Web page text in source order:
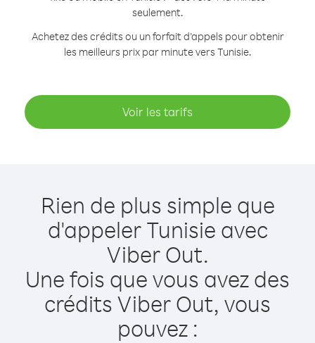
seulement.
Achetez des crédits ou un forfait d’appels pour obtenir
les meilleurs prix par minute vers Tunisie.
Voir les tarifs
Rien de plus simple que
d'appeler Tunisie avec
Viber Out.
Une fois que vous avez des
crédits Viber Out, vous
pouvez :